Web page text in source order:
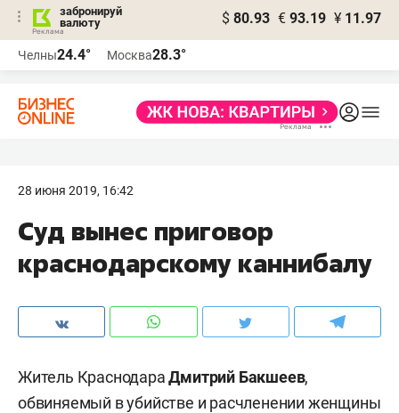
забронируй
валюту
$ 80.93 € 93.19 ¥ 11.97
Челны24.4° Москва28.3°
28 июня 2019, 16:42
Суд вынес приговор
краснодарскому каннибалу
Житель КраснодараДмитрий Бакшеев,
обвиняемый в убийстве и расчленении женщины